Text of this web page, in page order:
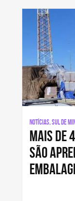
Notícias, Sul de
Mais de
são